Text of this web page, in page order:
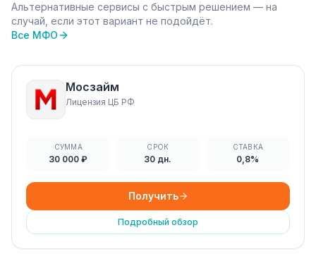
Альтернативные сервисы с быстрым решением — на
случай, если этот вариант не подойдёт.
Все МФО
Мосзайм
Лицензия ЦБ РФ
СУММА
30 000 ₽
СРОК
30 дн.
СТАВКА
0,8%
Получить
Подробный обзор